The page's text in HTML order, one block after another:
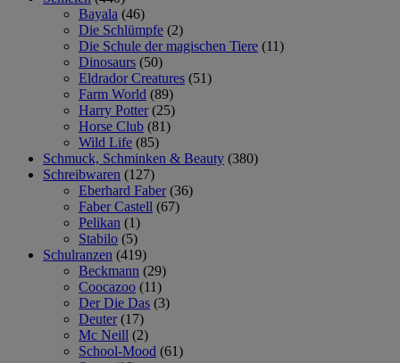
Bayala (46)
Die Schlümpfe (2)
Die Schule der magischen Tiere (11)
Dinosaurs (50)
Eldrador Creatures (51)
Farm World (89)
Harry Potter (25)
Horse Club (81)
Wild Life (85)
Schmuck, Schminken & Beauty (380)
Schreibwaren (127)
Eberhard Faber (36)
Faber Castell (67)
Pelikan (1)
Stabilo (5)
Schulranzen (419)
Beckmann (29)
Coocazoo (11)
Der Die Das (3)
Deuter (17)
Mc Neill (2)
School-Mood (61)